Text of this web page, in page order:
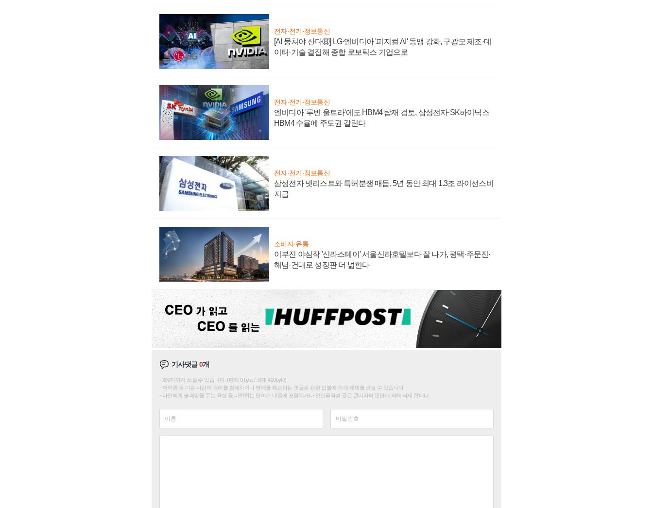
전자·전기·정보통신
[AI 뭉쳐야 산다⑧] LG·엔비디아 '피지컬 AI' 동맹 강화, 구광모 제조·데
이터·기술 결집해 종합 로보틱스 기업으로
전자·전기·정보통신
엔비디아 '루빈 울트라'에도 HBM4 탑재 검토, 삼성전자·SK하이닉스
HBM4 수율에 주도권 갈린다
전자·전기·정보통신
삼성전자 넷리스트와 특허분쟁 매듭, 5년 동안 최대 1.3조 라이선스비
지급
소비자·유통
이부진 야심작 '신라스테이' 서울신라호텔보다 잘 나가, 평택·주문진·
해남·건대로 성장판 더 넓힌다
기사댓글0개
200자까지 쓰실 수 있습니다. (현재 0 byte / 최대 400byte)
저작권 등 다른 사람의 권리를 침해하거나 명예를 훼손하는 댓글은 관련 법률에 의해 제재를 받을 수 있습니다.
타인에게 불쾌감을 주는 욕설 등 비하하는 단어가 내용에 포함되거나 인신공격성 글은 관리자의 판단에 의해 삭제 합니다.